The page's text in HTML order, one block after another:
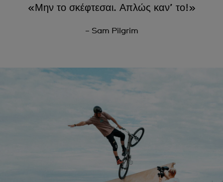
«Μην το σκέφτεσαι. Απλώς καν’ το!»
– Sam Pilgrim